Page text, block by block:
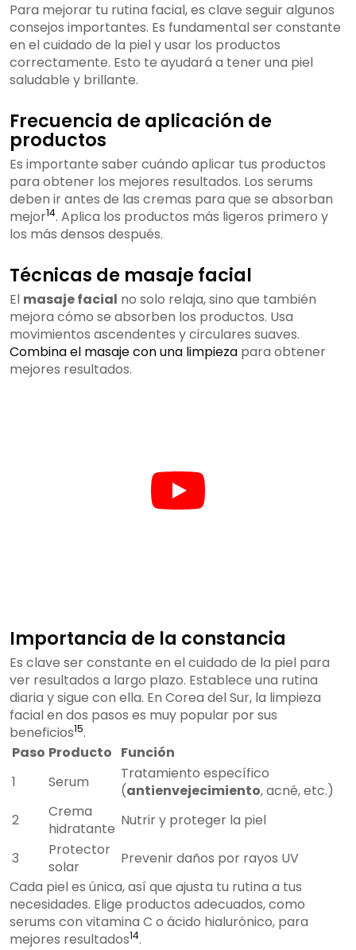
Para mejorar tu rutina facial, es clave seguir algunos
consejos importantes. Es fundamental ser constante
en el cuidado de la piel y usar los productos
correctamente. Esto te ayudará a tener una piel
saludable y brillante.
Frecuencia de aplicación de
productos
Es importante saber cuándo aplicar tus productos
para obtener los mejores resultados. Los serums
deben ir antes de las cremas para que se absorban
mejor14. Aplica los productos más ligeros primero y
los más densos después.
Técnicas de masaje facial
El masaje facial no solo relaja, sino que también
mejora cómo se absorben los productos. Usa
movimientos ascendentes y circulares suaves.
Combina el masaje con una limpieza para obtener
mejores resultados.
Importancia de la constancia
Es clave ser constante en el cuidado de la piel para
ver resultados a largo plazo. Establece una rutina
diaria y sigue con ella. En Corea del Sur, la limpieza
facial en dos pasos es muy popular por sus
beneficios15.
Paso Producto Función
1
Serum
Tratamiento específico
(antienvejecimiento, acné, etc.)
2
Crema
hidratante Nutrir y proteger la piel
3
Protector
solar
Prevenir daños por rayos UV
Cada piel es única, así que ajusta tu rutina a tus
necesidades. Elige productos adecuados, como
serums con vitamina C o ácido hialurónico, para
mejores resultados14.